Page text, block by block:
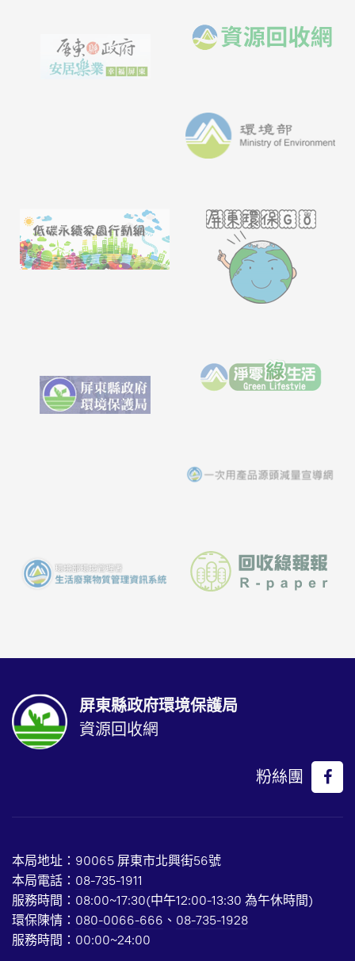
屏東縣政府環境保護局
資源回收網
粉絲團
本局地址：90065 屏東市北興街56號
本局電話： 08-735-1911
服務時間：08:00~17:30(中午12:00-13:30 為午休時間)
環保陳情： 080-0066-666 、 08-735-1928
服務時間：00:00~24:00